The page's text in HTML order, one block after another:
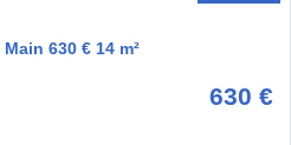
630 € 14 m²
630 €